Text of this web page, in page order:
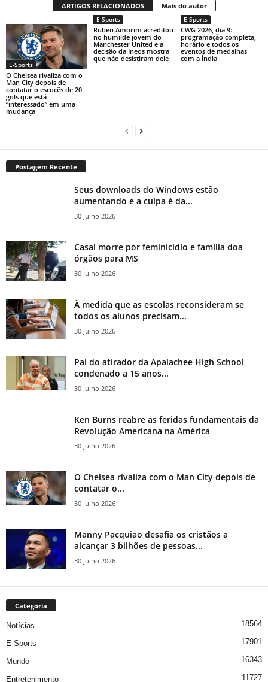
ARTIGOS RELACIONADOS Mais do autor
E-Sports
O Chelsea rivaliza com o
Man City depois de
contatar o escocês de 20
gols que está
“interessado” em uma
mudança
E-Sports
Ruben Amorim acreditou
no humilde jovem do
Manchester United e a
decisão da Ineos mostra
que não desistiram dele
E-Sports
CWG 2026, dia 9:
programação completa,
horário e todos os
eventos de medalhas
com a Índia
Postagem Recente
Seus downloads do Windows estão
aumentando e a culpa é da...
30 Julho 2026
Casal morre por feminicídio e família doa
órgãos para MS
30 Julho 2026
À medida que as escolas reconsideram se
todos os alunos precisam...
30 Julho 2026
Pai do atirador da Apalachee High School
condenado a 15 anos...
30 Julho 2026
Ken Burns reabre as feridas fundamentais da
Revolução Americana na América
30 Julho 2026
O Chelsea rivaliza com o Man City depois de
contatar o...
30 Julho 2026
Manny Pacquiao desafia os cristãos a
alcançar 3 bilhões de pessoas...
30 Julho 2026
Categoria
Notícias 18564
E-Sports 17901
Mundo 16343
Entretenimento 11727